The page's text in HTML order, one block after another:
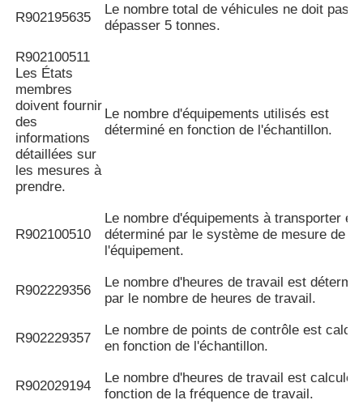
R902195635
Le nombre total de véhicules ne doit pas
dépasser 5 tonnes.
R902100511
Les États
membres
doivent fournir
des
informations
détaillées sur
les mesures à
prendre.
Le nombre d'équipements utilisés est
déterminé en fonction de l'échantillon.
R902100510
Le nombre d'équipements à transporter
déterminé par le système de mesure de
l'équipement.
R902229356
Le nombre d'heures de travail est
par le nombre de heures de travail.
R902229357
Le nombre de points de contrôle est
en fonction de l'échantillon.
R902029194
Le nombre d'heures de travail est calculé
fonction de la fréquence de travail.